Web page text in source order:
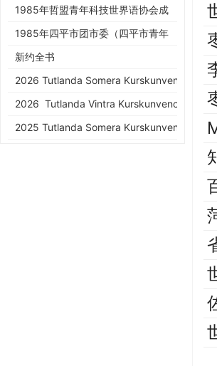
年庆典请柬
1985年哲盟青年科技世界语协会成
立大会请柬
1985年四平市团市委（四平市青年
世协筹）请柬
新约全书
2026 Tutlanda Somera Kurskunveno de KEA
2026 Tutlanda Vintra Kurskunveno de KEA
2025 Tutlanda Somera Kurskunveno de